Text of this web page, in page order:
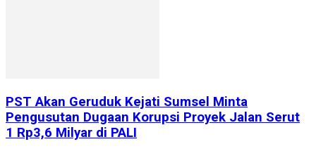
PST Akan Geruduk Kejati Sumsel Minta
Pengusutan Dugaan Korupsi Proyek Jalan Serut
1 Rp3,6 Milyar di PALI